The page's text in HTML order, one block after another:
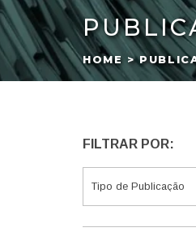
HOME >
FILTRAR POR: